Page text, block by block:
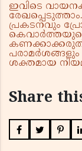
ഇവിടെ
പ്രകടനവും
കണക്കാക്കരുത്.
പരാമർശങ്ങളും
ശക്തമായ
Share